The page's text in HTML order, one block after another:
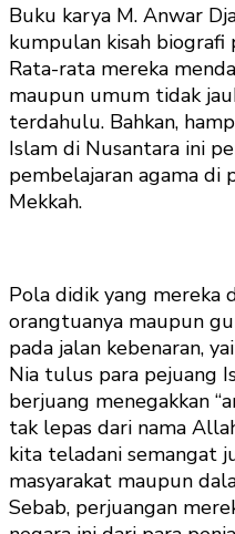
Buku karya M. Anwar
kumpulan kisah biografi
Rata-rata mereka
maupun umum tidak
terdahulu. Bahkan,
Islam di Nusantara ini
pembelajaran agama di
Mekkah.
Pola didik yang mereka
orangtuanya maupun
pada jalan kebenaran,
Nia tulus para pejuang
berjuang menegakkan
tak lepas dari nama
kita teladani semangat
masyarakat maupun
Sebab, perjuangan